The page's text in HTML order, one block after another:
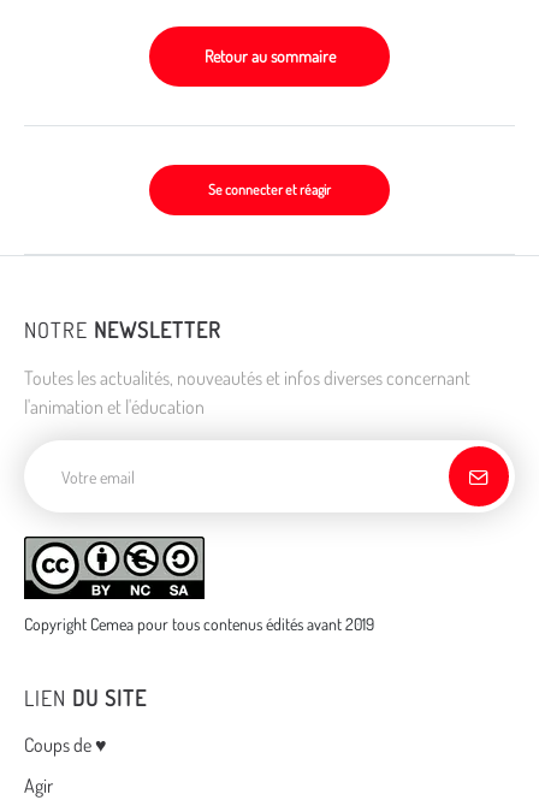
Retour au sommaire
Se connecter et réagir
NOTRE NEWSLETTER
Toutes les actualités, nouveautés et infos diverses concernant
l'animation et l'éducation
Copyright Cemea pour tous contenus édités avant 2019
LIEN DU SITE
Menu
Coups de ♥
Agir